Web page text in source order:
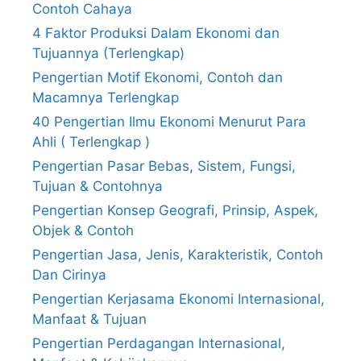
Contoh Cahaya
4 Faktor Produksi Dalam Ekonomi dan
Tujuannya (Terlengkap)
Pengertian Motif Ekonomi, Contoh dan
Macamnya Terlengkap
40 Pengertian Ilmu Ekonomi Menurut Para
Ahli ( Terlengkap )
Pengertian Pasar Bebas, Sistem, Fungsi,
Tujuan & Contohnya
Pengertian Konsep Geografi, Prinsip, Aspek,
Objek & Contoh
Pengertian Jasa, Jenis, Karakteristik, Contoh
Dan Cirinya
Pengertian Kerjasama Ekonomi Internasional,
Manfaat & Tujuan
Pengertian Perdagangan Internasional,